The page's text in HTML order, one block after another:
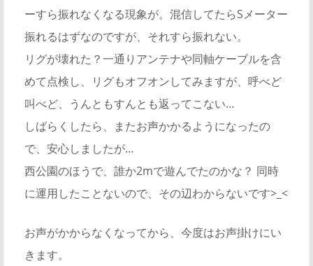
ーすら振れなくなる現象が。混信してたらSメーター
振れるはずなのですが、それすら振れない。
リグが壊れた？一通りアンテナや同軸ケーブルを含
めて点検し、リグもオフオンしてみますが、呼べど
叫べど、うんともすんとも返ってこない…
しばらくしたら、またお声かかるようになったの
で、安心しましたが…
西公園のほうで、誰か2mで遊んでたのかな？ 同時
に運用したことないので、その辺わからないです>_<
お声がかからなくなってから、今度はお声掛けにい
きます。